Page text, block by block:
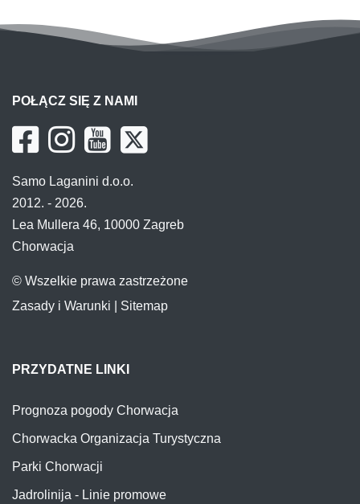
POŁĄCZ SIĘ Z NAMI
Samo Laganini d.o.o.
2012. - 2026.
Lea Mullera 46, 10000 Zagreb
Chorwacja
© Wszelkie prawa zastrzeżone
Zasady i Warunki
Sitemap
PRZYDATNE LINKI
Prognoza pogody Chorwacja
Chorwacka Organizacja Turystyczna
Parki Chorwacji
Jadrolinija - Linie promowe